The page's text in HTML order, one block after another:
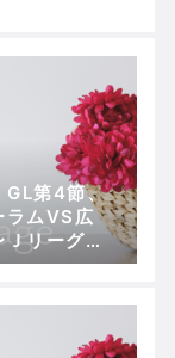
GL第4節、
ラムVS広
リーグと
並行する広